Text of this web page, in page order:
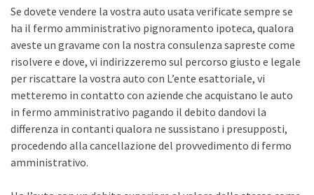
Se dovete vendere la vostra auto usata verificate sempre se
ha il fermo amministrativo pignoramento ipoteca, qualora
aveste un gravame con la nostra consulenza sapreste come
risolvere e dove, vi indirizzeremo sul percorso giusto e legale
per riscattare la vostra auto con L’ente esattoriale, vi
metteremo in contatto con aziende che acquistano le auto
in fermo amministrativo pagando il debito dandovi la
differenza in contanti qualora ne sussistano i presupposti,
procedendo alla cancellazione del provvedimento di fermo
amministrativo.